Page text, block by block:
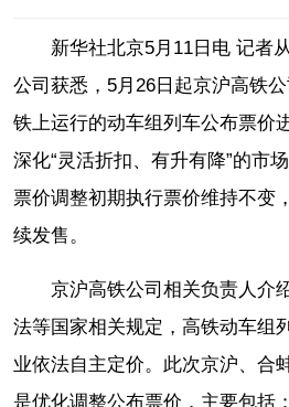
新华社北京5月11日电 记者
公司获悉，5月26日起京沪高铁
铁上运行的动车组列车公布票价
深化“灵活折扣、有升有降”的市
票价调整初期执行票价维持不变
续发售。
京沪高铁公司相关负责人介
法等国家相关规定，高铁动车组
业依法自主定价。此次京沪、合
是优化调整公布票价，主要包括